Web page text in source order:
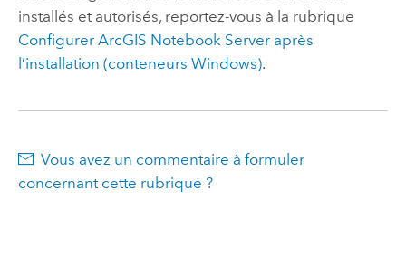
installés et autorisés, reportez-vous à la rubrique
Configurer ArcGIS Notebook Serveraprès
l’installation (conteneurs Windows).
Vous avez un commentaire à formuler
concernant cette rubrique ?